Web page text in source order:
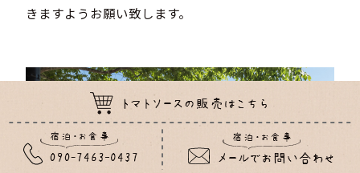
きますようお願い致します。